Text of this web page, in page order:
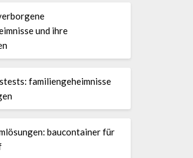
und ihre
familiengeheimnisse
baucontainer für